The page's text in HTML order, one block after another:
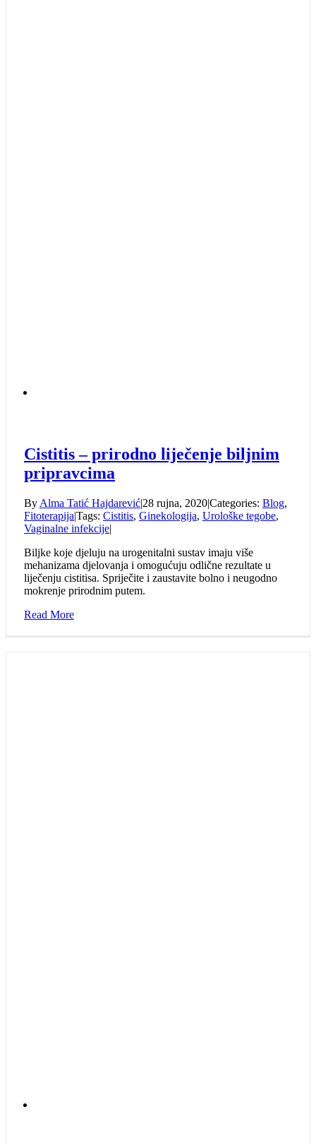
Cistitis – prirodno liječenje biljnim
pripravcima
By Alma Tatić Hajdarević|28 rujna, 2020|Categories: Blog,
Fitoterapija|Tags: Cistitis, Ginekologija, Urološke tegobe,
Vaginalne infekcije|
Biljke koje djeluju na urogenitalni sustav imaju više
mehanizama djelovanja i omogućuju odlične rezultate u
liječenju cistitisa. Spriječite i zaustavite bolno i neugodno
mokrenje prirodnim putem.
Read More